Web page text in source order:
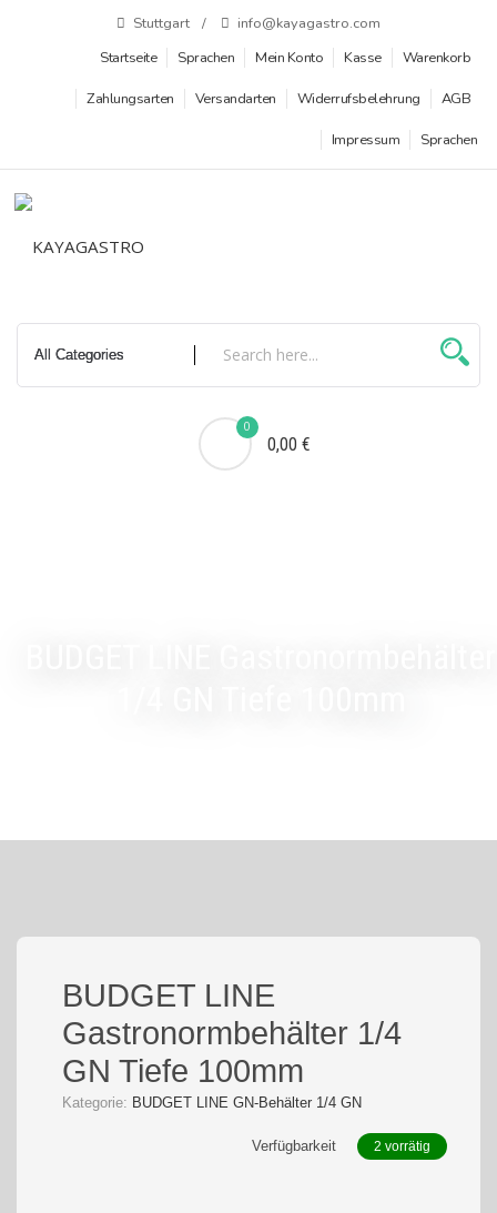
Stuttgart
info@kayagastro.com
Startseite
Sprachen Mein Konto Kasse Warenkorb
Zahlungsarten Versandarten Widerrufsbelehrung AGB
Impressum Sprachen
0
0,00 €
BUDGET LINE
Gastronormbehälter 1/4
GN Tiefe 100mm
Kategorie: BUDGET LINE GN-Behälter 1/4 GN
Verfügbarkeit 2 vorrätig